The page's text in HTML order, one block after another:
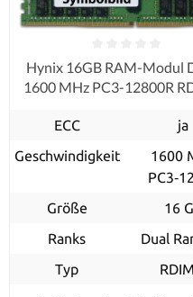
Hynix 16GB RAM-Modul
1600 MHz PC3-12800R
ECC
ja
Geschwindigkeit
1600
Größe
16
Ranks
Dual
Typ